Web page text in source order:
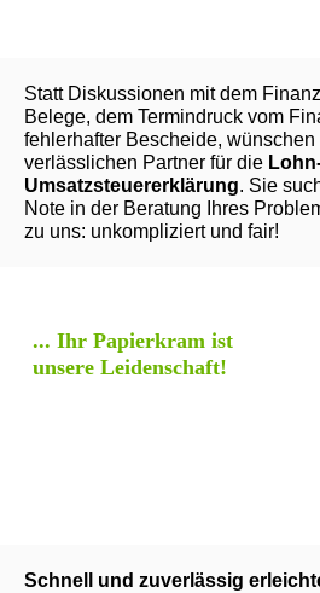
Statt Diskussionen mit dem
Belege, dem Termindruck vom
fehlerhafter Bescheide,
verlässlichen Partner für die
Umsatzsteuererklärung. Sie
Note in der Beratung Ihres
zu uns: unkompliziert und fair!
Schnell und zuverlässig
... Ihr Papierkram ist
unsere Leidenschaft!